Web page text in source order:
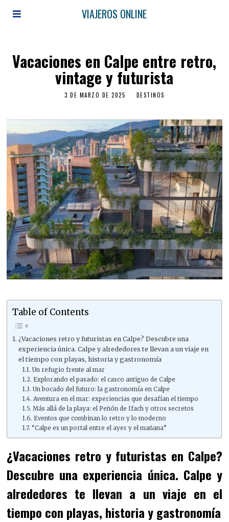
VIAJEROS ONLINE
Vacaciones en Calpe entre retro,
vintage y futurista
3 DE MARZO DE 2025 DESTINOS
Table of Contents
¿Vacaciones retro y futuristas en Calpe? Descubre una
experiencia única. Calpe y alrededores te llevan a un viaje en
el tiempo con playas, historia y gastronomía
Un refugio frente al mar
Explorando el pasado: el casco antiguo de Calpe
Un bocado del futuro: la gastronomía en Calpe
Aventura en el mar: experiencias que desafían el tiempo
Más allá de la playa: el Peñón de Ifach y otros secretos
Eventos que combinan lo retro y lo moderno
“Calpe es un portal entre el ayer y el mañana”
¿Vacaciones retro y futuristas en Calpe?
Descubre una experiencia única. Calpe y
alrededores te llevan a un viaje en el
tiempo con playas, historia y gastronomía